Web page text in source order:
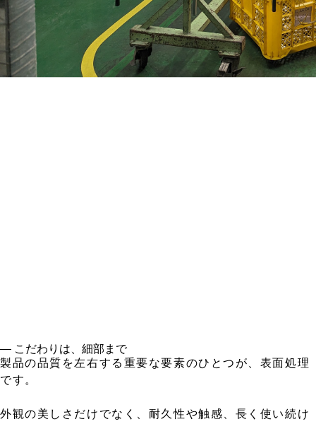
― こだわりは、細部まで
製品の品質を左右する重要な要素のひとつが、表面処理
です。
外観の美しさだけでなく、耐久性や触感、長く使い続け